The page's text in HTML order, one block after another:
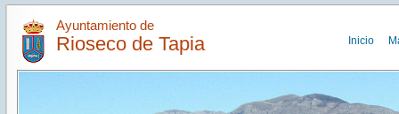
Ayuntamiento de
Rioseco de Tapia Inicio